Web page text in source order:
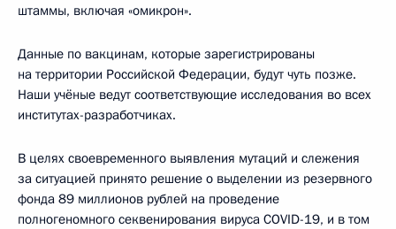
штаммы, включая «омикрон».
Данные по вакцинам, которые зарегистрированы
на территории Российской Федерации, будут чуть позже.
Наши учёные ведут соответствующие исследования во всех
институтах-разработчиках.
В целях своевременного выявления мутаций и слежения
за ситуацией принято решение о выделении из резервного
фонда 89 миллионов рублей на проведение
полногеномного секвенирования вируса COVID-19, и в том